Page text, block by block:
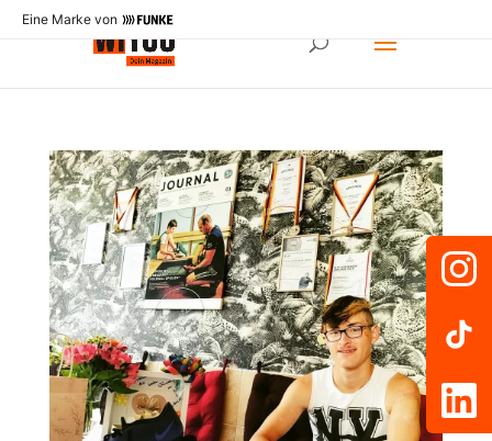
Eine Marke von